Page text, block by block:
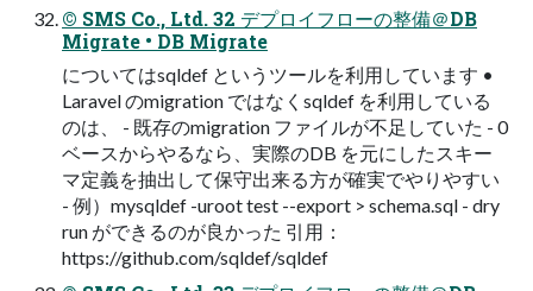
© SMS Co., Ltd. 32 デプロイフローの整備＠DB
Migrate • DB Migrate
についてはsqldef というツールを利用しています •
Laravel のmigration ではなくsqldef を利用している
のは、 - 既存のmigration ファイルが不足していた - 0
ベースからやるなら、実際のDB を元にしたスキー
マ定義を抽出して保守出来る方が確実でやりやすい
- 例）mysqldef -uroot test --export > schema.sql - dry
run ができるのが良かった 引用：
https://github.com/sqldef/sqldef